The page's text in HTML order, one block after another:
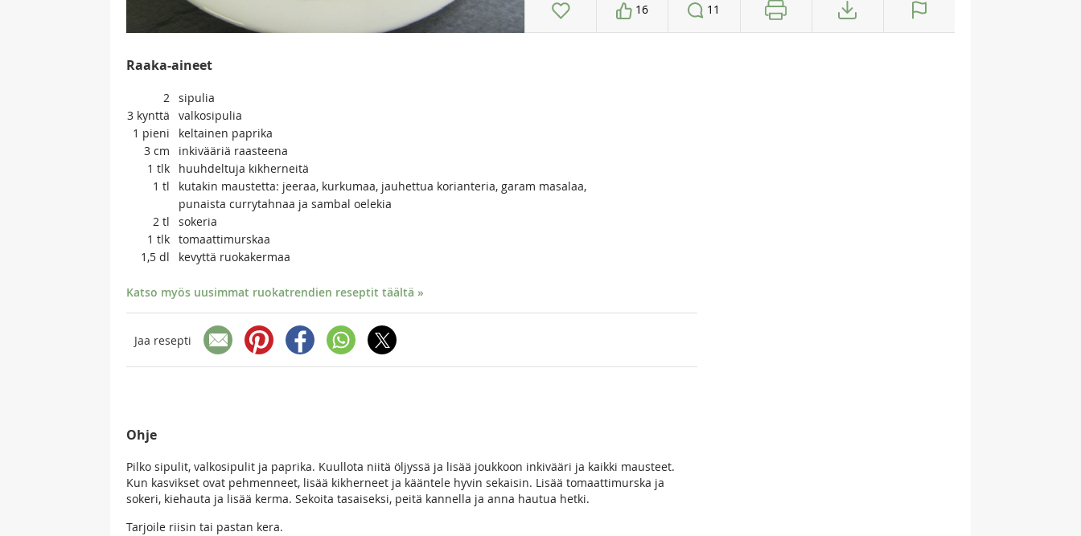
16 11
Raaka-aineet
2 sipulia
3 kynttä
valkosipulia
1 pieni
keltainen paprika
3 cm
inkivääriä raasteena
1 tlk
huuhdeltuja kikherneitä
1 tl
kutakin maustetta: jeeraa, kurkumaa, jauhettua korianteria, garam masalaa,
punaista currytahnaa ja sambal oelekia
2 tl
sokeria
1 tlk tomaattimurskaa
1,5 dl kevyttä ruokakermaa
Katso myös uusimmat ruokatrendien reseptit täältä »
Jaa resepti
Ohje
Pilko sipulit, valkosipulit ja paprika. Kuullota niitä öljyssä ja lisää joukkoon inkivääri ja kaikki mausteet.
Kun kasvikset ovat pehmenneet, lisää kikherneet ja kääntele hyvin sekaisin. Lisää tomaattimurska ja
sokeri, kiehauta ja lisää kerma. Sekoita tasaiseksi, peitä kannella ja anna hautua hetki.
Tarjoile riisin tai pastan kera.